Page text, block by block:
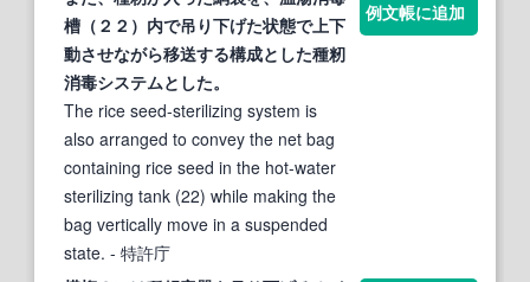
槽（２２）内で吊り下げた状態で上下
動させながら移送する構成とした種籾
消毒システムとした。
The rice seed-sterilizing system is
also arranged to convey the net bag
containing rice seed in the hot-water
sterilizing tank (22) while making the
bag vertically move in a suspended
state. - 特許庁
例文帳に追加